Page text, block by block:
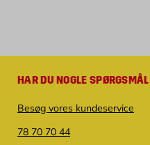
HAR DU NOGLE
Besøg vores kundeservice
78 70 70 44